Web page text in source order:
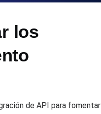
los
de API para fomentar